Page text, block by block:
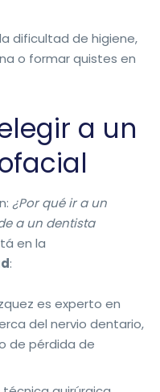
dificultad de higiene,
o formar quistes en
a un
¿Por qué ir a un
a un dentista
en la
:
es experto en
del nervio dentario,
de pérdida de